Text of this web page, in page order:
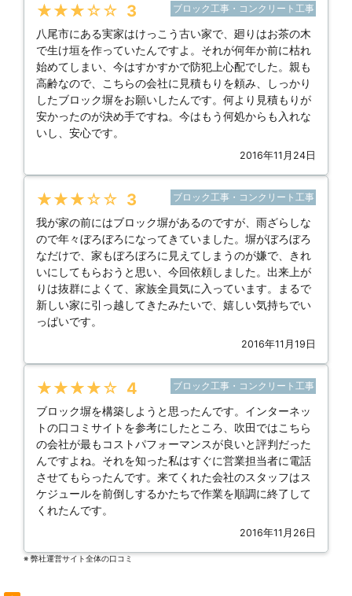
★★★★★ 3 ブロック工事・コンクリート工事
八尾市にある実家はけっこう古い家で、廻りはお茶の木
で生け垣を作っていたんですよ。それが何年か前に枯れ
始めてしまい、今はすかすかで防犯上心配でした。親も
高齢なので、こちらの会社に見積もりを頼み、しっかり
したブロック塀をお願いしたんです。何より見積もりが
安かったのが決め手ですね。今はもう何処からも入れな
いし、安心です。
2016年11月24日
★★★★★ 3 ブロック工事・コンクリート工事
我が家の前にはブロック塀があるのですが、雨ざらしな
ので年々ぼろぼろになってきていました。塀がぼろぼろ
なだけで、家もぼろぼろに見えてしまうのが嫌で、きれ
いにしてもらおうと思い、今回依頼しました。出来上が
りは抜群によくて、家族全員気に入っています。まるで
新しい家に引っ越してきたみたいで、嬉しい気持ちでい
っぱいです。
2016年11月19日
★★★★★ 4 ブロック工事・コンクリート工事
ブロック塀を構築しようと思ったんです。インターネッ
トの口コミサイトを参考にしたところ、吹田ではこちら
の会社が最もコストパフォーマンスが良いと評判だった
んですよね。それを知った私はすぐに営業担当者に電話
させてもらったんです。来てくれた会社のスタッフはス
ケジュールを前倒しするかたちで作業を順調に終了して
くれたんです。
2016年11月26日
※ 弊社運営サイト全体の⼝コミ